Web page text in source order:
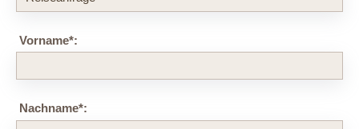
Vorname*:
Nachname*: